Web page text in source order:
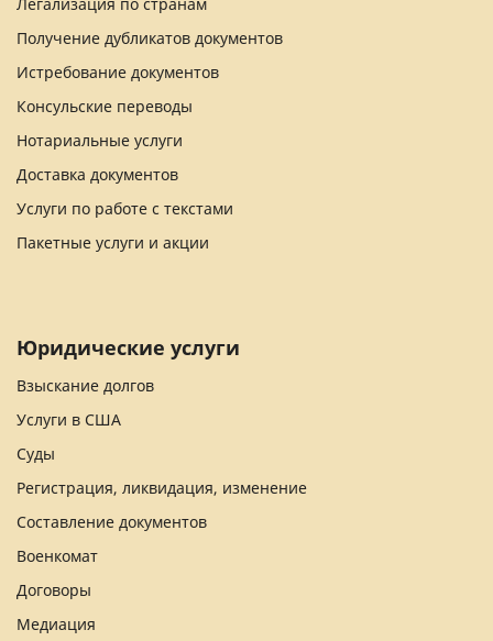
Получение дубликатов документов
Истребование документов
Консульские переводы
Нотариальные услуги
Доставка документов
Услуги по работе с текстами
Пакетные услуги и акции
Юридические услуги
Взыскание долгов
Услуги в США
Суды
Регистрация, ликвидация, изменение
Составление документов
Военкомат
Договоры
Медиация